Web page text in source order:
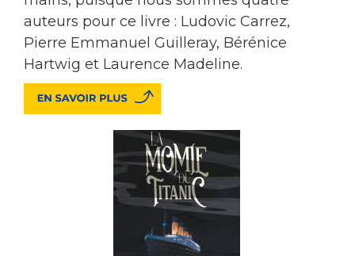
auteurs pour ce livre : Ludovic Carrez,
Pierre Emmanuel Guilleray, Bérénice
Hartwig et Laurence Madeline.